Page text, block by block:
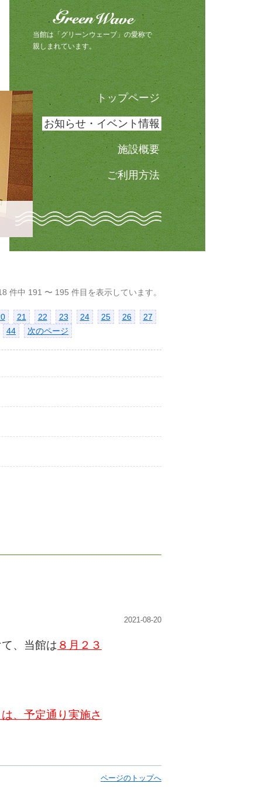
総合文化会館（グリーン
グリーンウェーブ（Green Wave）
当館は「グリーンウェーブ」の愛称で
親しまれています。
トップページ
お知らせ・イベント情報
施設概要
ご利用方法
件中 191 〜 195 件目を表示しています。
21 22 23 24 25 26
27
44 次のページ
2021-08-20
、当館は ８ 月２３
、予定通り実施さ
ページのトップへ